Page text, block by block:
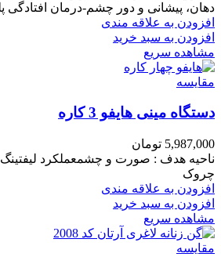
دهان، پیشانی و دور چشم-درمان افتادگی
افزودن به علاقه مندی
افزودن به سبد خرید
مشاهده سریع
مقایسه
دستگاه مینی هایفو 3 کاره
5,987,000 تومان
ناحیه هدف : صورت و چشمعملکرد
چروک
افزودن به علاقه مندی
افزودن به سبد خرید
مشاهده سریع
مقایسه